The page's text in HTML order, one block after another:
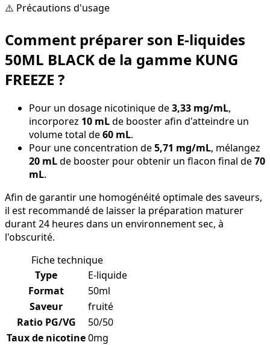
⚠️ Précautions d'usage
Comment préparer son E-liquides
50ML BLACK de la gamme KUNG
FREEZE ?
Pour un dosage nicotinique de3,33 mg/mL,
incorporez 10 mLde booster afin d'atteindre un
volume total de60 mL.
Pour une concentration de5,71 mg/mL, mélangez
20 mLde booster pour obtenir un flacon final de70
mL.
Afin de garantir une homogénéité optimale des saveurs,
il est recommandé de laisser la préparation maturer
durant 24 heures dans un environnement sec, à
l'obscurité.
Fiche technique
Type
E-liquide
Format
50ml
Saveur
fruité
Ratio PG/VG
50/50
Taux de nicotine0mg